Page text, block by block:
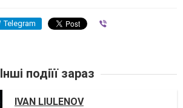
Telegram
Інші подіїї зараз
IVAN LIULENOV